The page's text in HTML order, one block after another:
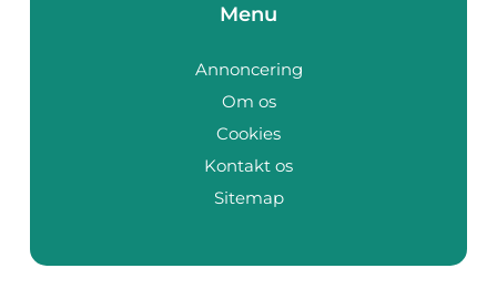
Menu
Annoncering
Om os
Cookies
Kontakt os
Sitemap